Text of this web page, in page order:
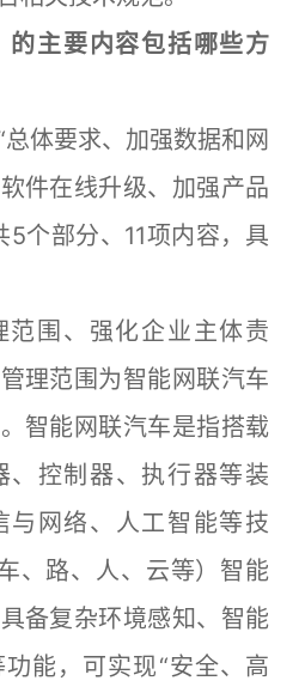
主要内容包括哪些方
体要求、加强数据和网
件在线升级、加强产品
5个部分、11项内容，具
围、强化企业主体责
理范围为智能网联汽车
智能网联汽车是指搭载
、控制器、执行器等装
与网络、人工智能等技
、路、人、云等）智能
备复杂环境感知、智能
能，可实现“安全、高